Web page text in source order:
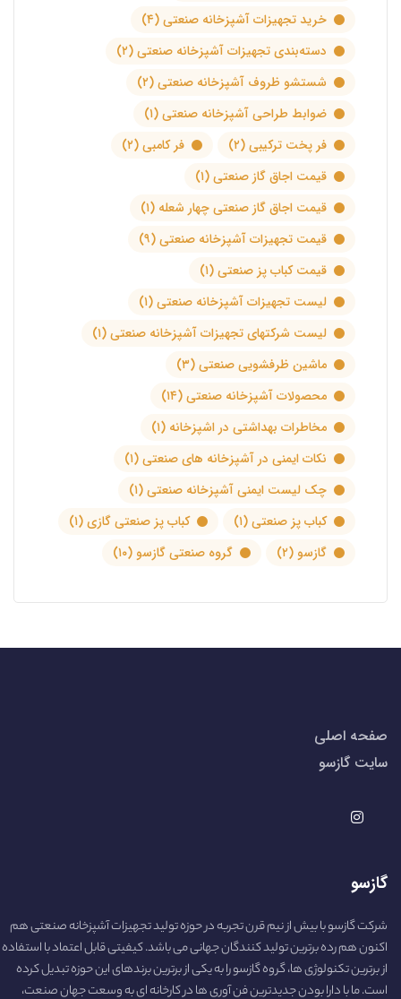
خرید تجهیزات آشپزخانه صنعتی(۴)
دسته‌بندی تجهیزات آشپزخانه صنعتی(۲)
شستشو ظروف آشپزخانه صنعتی(۲)
ضوابط طراحی آشپزخانه صنعتی(۱)
فر پخت ترکیبی(۲) فر کامبی(۲)
قیمت اجاق گاز صنعتی(۱)
قیمت اجاق گاز صنعتی چهار شعله (۱)
قیمت تجهیزات آشپزخانه صنعتی(۹)
قیمت کباب پز صنعتی(۱)
لیست تجهیزات آشپزخانه صنعتی(۱)
لیست شرکتهای تجهیزات آشپزخانه صنعتی(۱)
ماشین ظرفشویی صنعتی(۳)
محصولات آشپزخانه صنعتی(۱۴)
مخاطرات بهداشتی در اشپزخانه (۱)
نکات ایمنی در آشپزخانه های صنعتی(۱)
چک لیست ایمنی آشپزخانه صنعتی(۱)
کباب پز صنعتی(۱) کباب پز صنعتی گازی(۱)
گازسو (۲) گروه صنعتی گازسو (۱۰)
صفحه اصلی
سایت گازسو
گازسو
شرکت گازسو با بیش از نیم قرن تجربه در حوزه تولید تجهیزات آشپزخانه صنعتی هم
اکنون هم رده برترین تولید کنندگان جهانی می باشد. کیفیتی قابل اعتماد با استفاده
از برترین تکنولوژی ها، گروه گازسو را به یکی از برترین برندهای این حوزه تبدیل کرده
است. ما با دارا بودن جدیدترین فن آوری ها در کارخانه ای به وسعت جهان صنعت،